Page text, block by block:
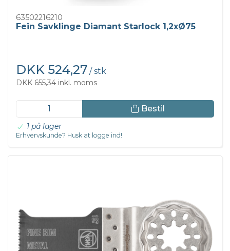
63502216210
Fein Savklinge Diamant Starlock 1,2xØ75
DKK 524,27 / stk
DKK 655,34 inkl. moms
Bestil
1 på lager
Erhvervskunde? Husk at logge ind!